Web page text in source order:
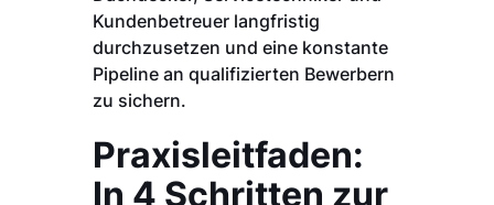
Kundenbetreuer langfristig
durchzusetzen und eine konstante
Pipeline an qualifizierten Bewerbern
zu sichern.
Praxisleitfaden:
In 4 Schritten zur